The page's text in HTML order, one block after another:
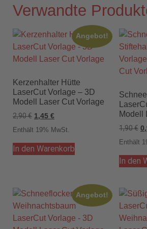
Verwandte
Angebot!
Kerzenhalter Hütte
LaserCut Vorlage – 3D
Modell Laser Cut Vorlage
2,90€ 1,45 €
Enthält 19% MwSt.
In den Warenkorb
Modell
1,90€
Enthält
In den
Angebot!